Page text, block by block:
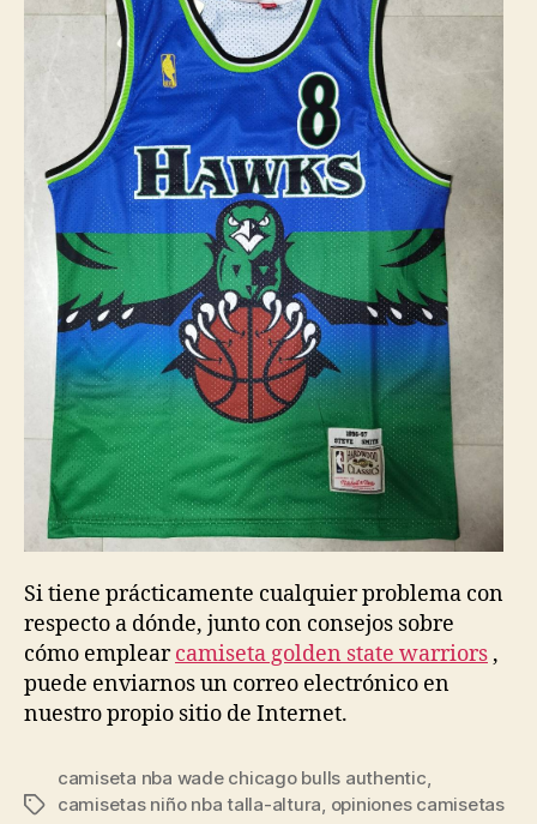
Si tiene prácticamente cualquier problema con
respecto a dónde, junto con consejos sobre
cómo emplearcamiseta golden state warriors ,
puede enviarnos un correo electrónico en
nuestro propio sitio de Internet.
Etiquetas
camiseta nba wade chicago bulls authentic
camisetas niño nba talla-altura opiniones camisetas